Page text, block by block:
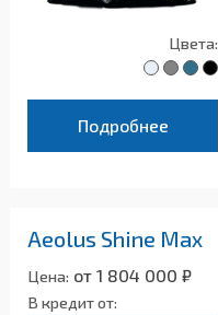
Цвета:
Подробнее
Aeolus Shine Max
Цена: от 1 804 000 ₽
В кредит от: